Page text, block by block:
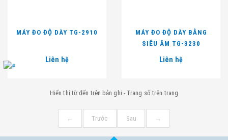
MÁY ĐO ĐỘ DÀY TG-2910
Liên hệ
MÁY ĐO ĐỘ DÀY BẰNG
SIÊU ÂM TG-3230
Liên hệ
Hiển thị từđếntrên bản ghi - Trang sốtrêntrang
← Trước Sau →